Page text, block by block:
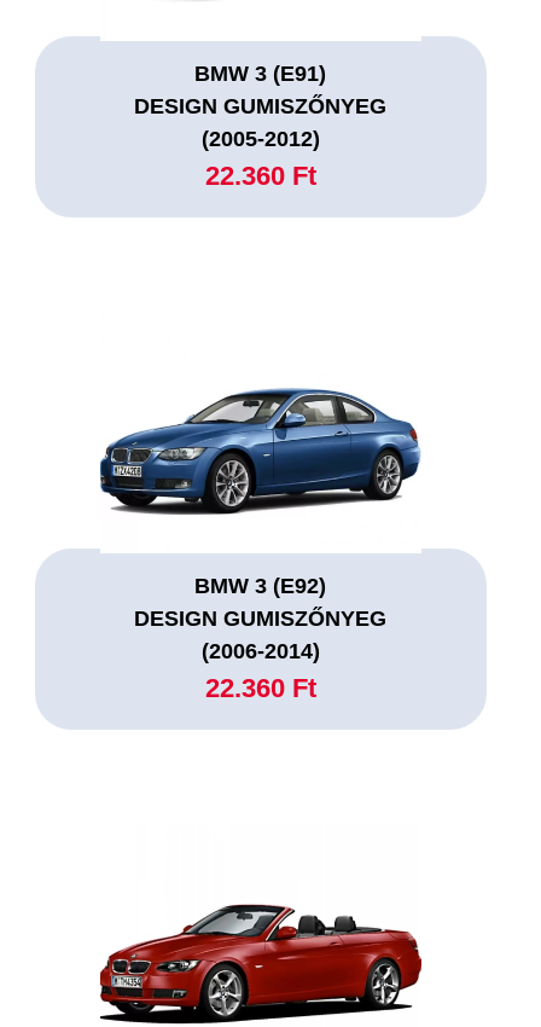
BMW 3 (E91)
DESIGN GUMISZŐNYEG
(2005-2012)
22.360 Ft
BMW 3 (E92)
DESIGN GUMISZŐNYEG
(2006-2014)
22.360 Ft